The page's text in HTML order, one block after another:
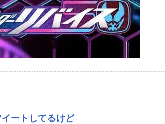
ートしてるけど